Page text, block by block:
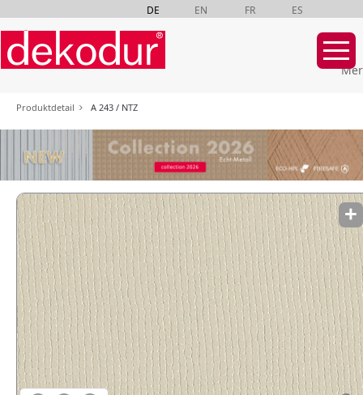
DE EN FR ES
überspringen
Produktdetail A 243 / NTZ